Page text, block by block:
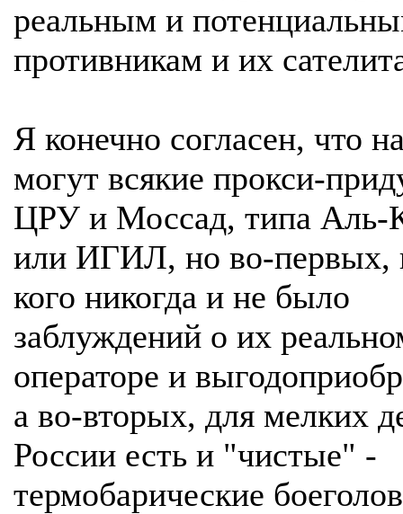
реальным и
противникам и их
Я конечно согласен, что
могут всякие прокси-
ЦРУ и Моссад, типа Аль-
или ИГИЛ, но во-первых,
кого никогда и не было
заблуждений о их
операторе и
а во-вторых, для мелких
России есть и "чистые" -
термобарические